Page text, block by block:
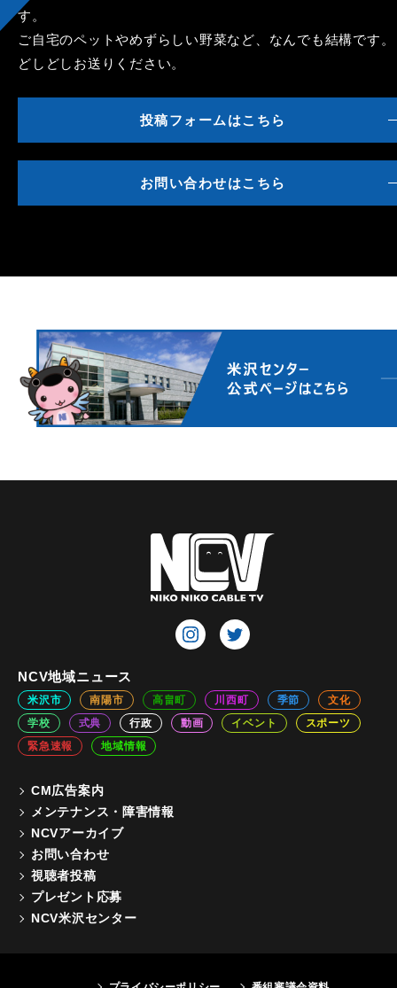
す。
ご自宅のペットやめずらしい野菜など、なんでも結構です。
どしどしお送りください。
投稿フォームはこちら
お問い合わせはこちら
NCV地域ニュース
米沢市 南陽市 高畠町 川西町 季節
文化
学校
式典 行政 動画 イベント
スポーツ
緊急速報
地域情報
CM広告案内
メンテナンス・障害情報
NCVアーカイブ
お問い合わせ
視聴者投稿
プレゼント応募
NCV米沢センター